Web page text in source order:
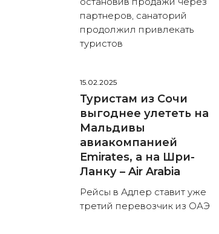
партнеров, санаторий
продолжил привлекать
туристов
15.02.2025
Туристам из Сочи
выгоднее улететь на
Мальдивы
авиакомпанией
Emirates, а на Шри-
Ланку – Air Arabia
Рейсы в Адлер ставит уже
третий перевозчик из ОАЭ